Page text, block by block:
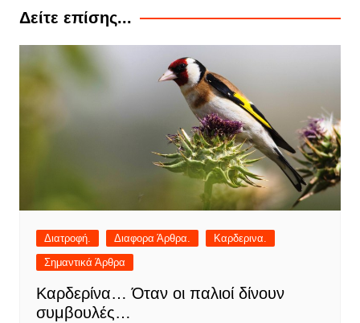
Δείτε επίσης...
Διατροφή. Διαφορα Άρθρα.
Καρδερινα.
Σημαντικά Άρθρα
Καρδερίνα… Όταν οι παλιοί δίνουν
συμβουλές…